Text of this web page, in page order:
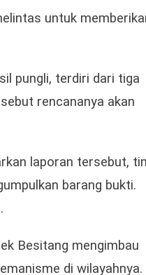
untuk
pungli, terdiri dari tiga
rencananya akan
laporan tersebut,
barang bukti.
Besitang mengimbau
di wilayahnya.